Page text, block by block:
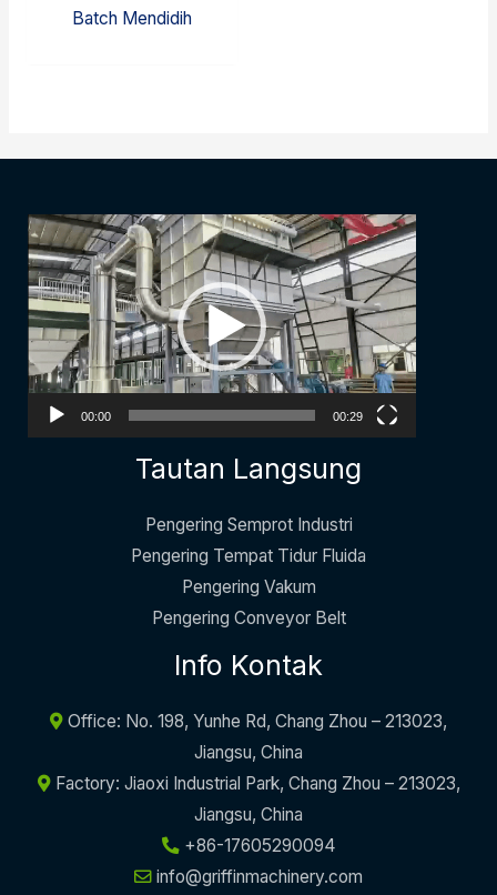
Batch Mendidih
مشغل
الفيديو
00:00 00:29
Tautan Langsung
Pengering Semprot Industri
Pengering Tempat Tidur Fluida
Pengering Vakum
Pengering Conveyor Belt
Info Kontak
Office: No. 198, Yunhe Rd, Chang Zhou – 213023,
Jiangsu, China
Factory: Jiaoxi Industrial Park, Chang Zhou – 213023,
Jiangsu, China
+86-17605290094
info@griffinmachinery.com